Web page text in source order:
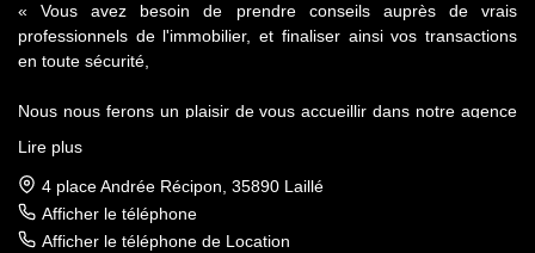
« Vous avez besoin de prendre conseils auprès de vrais
professionnels de l'immobilier, et finaliser ainsi vos transactions
en toute sécurité,
Nous nous ferons un plaisir de vous accueillir dans notre agence
sur l'axe Rennes-Nantes.
Réputés pour notre sérieux et notre déontologie, membre de la
FNAIM et du Fichier commun Exclusivité AMEPI nous saurons
Lire plus
4 place Andrée Récipon, 35890 Laillé
Afficher le téléphone
Afficher le téléphone de Location